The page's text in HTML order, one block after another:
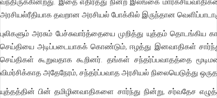
அரசியல்ரீதியாக தவறான அரசியல் போக்கில் இருந்தான
புலிகளும் அரசும் பேச்சுவார்த்தையை முறித்து யுத்தம்
செய்தியை அடிப்படையாகக் கொண்டும், ஈழத்து இனவாதிகள்
செய்திகள் கூறுவதாக கூறினர். தங்கள் சந்தர்ப்பவாதத்தை
விமர்சிக்காத அதேநேரம், சந்தர்ப்பவாத அரசியல் நிலையெடுத்து
யுத்தத்தின் பின் தமிழினவாதிகளை சார்ந்து நின்று, சர்வதேச